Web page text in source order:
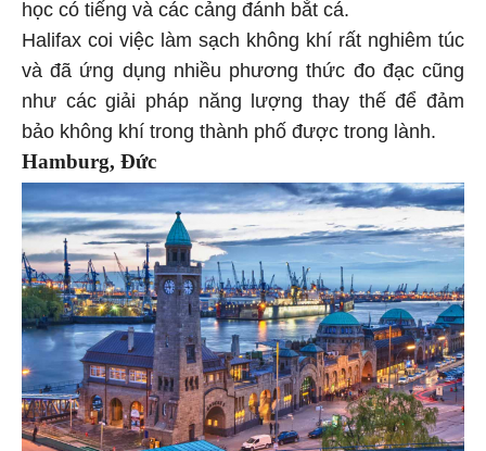
học có tiếng và các cảng đánh bắt cá.
Halifax coi việc làm sạch không khí rất nghiêm túc
và đã ứng dụng nhiều phương thức đo đạc cũng
như các giải pháp năng lượng thay thế để đảm
bảo không khí trong thành phố được trong lành.
Hamburg, Đức